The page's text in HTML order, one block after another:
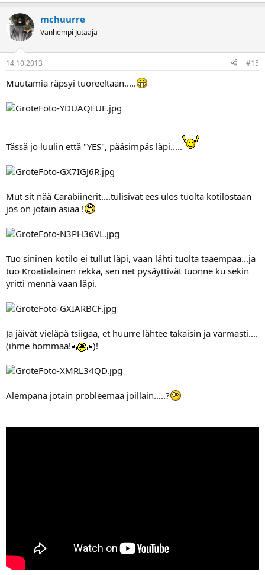
mchuurre
Vanhempi Jutaaja
14.10.2013 #15
Muutamia räpsyi tuoreeltaan.....
Tässä jo luulin että "YES", pääsimpäs läpi.....
Mut sit nää Carabiinerit....tulisivat ees ulos tuolta kotilostaan
jos on jotain asiaa !
Tuo sininen kotilo ei tullut läpi, vaan lähti tuolta taaempaa...ja
tuo Kroatialainen rekka, sen net pysäyttivät tuonne ku sekin
yritti mennä vaan läpi.
Ja jäivät vieläpä tsiigaa, et huurre lähtee takaisin ja varmasti....
(ihme hommaa!
)!
Alempana jotain probleemaa joillain.....?